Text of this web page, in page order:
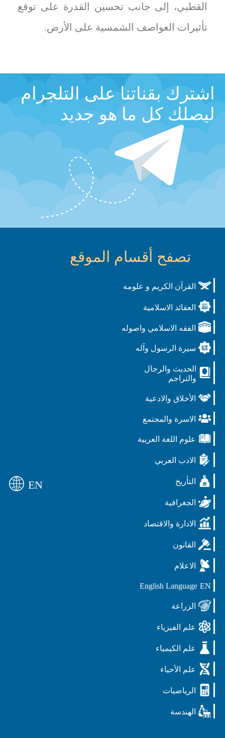
القطبي، إلى جانب تحسين القدرة على توقع
تأثيرات العواصف الشمسية على الأرض.
اشترك بقناتنا على التلجرام
ليصلك كل ما هو جديد
تصفح أقسام الموقع
القرآن الكريم و علومه
العقائد الاسلامية
الفقه الاسلامي واصوله
سيرة الرسول وآله
الحديث والرجال
والتراجم
الأخلاق والادعية
الاسرة والمجتمع
علوم اللغة العربية
الادب العربي
التأريخ
الجغرافية
الادارة والاقتصاد
القانون
الاعلام
EN
English Language
الزراعة
علم الفيزياء
علم الكيمياء
علم الأحياء
الرياضيات
الهندسة
EN